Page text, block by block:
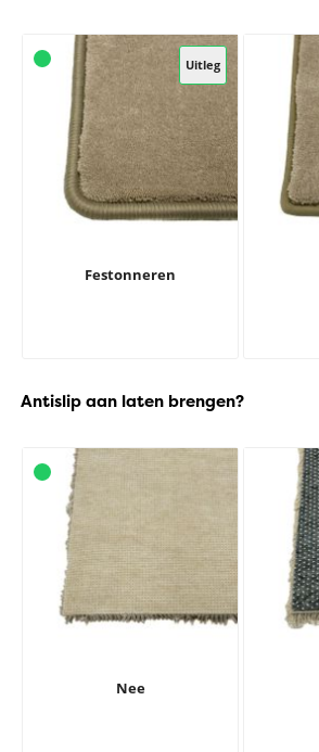
Uitleg
Festonneren
Antislip aan laten brengen?
Nee